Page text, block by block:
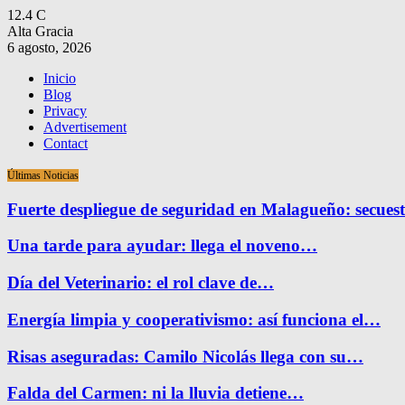
12.4 C
Alta Gracia
6 agosto, 2026
Inicio
Blog
Privacy
Advertisement
Contact
Últimas Noticias
Fuerte despliegue de seguridad en Malagueño:
Una tarde para ayudar: llega el noveno…
Día del Veterinario: el rol clave de…
Energía limpia y cooperativismo: así funciona el…
Risas aseguradas: Camilo Nicolás llega con su…
Falda del Carmen: ni la lluvia detiene…